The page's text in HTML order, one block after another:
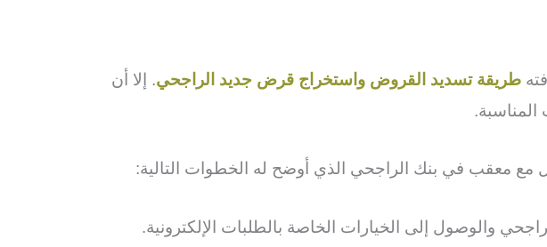
طريقة تسديد القروض واستخراج قرض جديد الراجحي. إلا أن
مع معقب في بنك الراجحي الذي أوضح له الخطوات التالية:
والوصول إلى الخيارات الخاصة بالطلبات الإلكترونية.